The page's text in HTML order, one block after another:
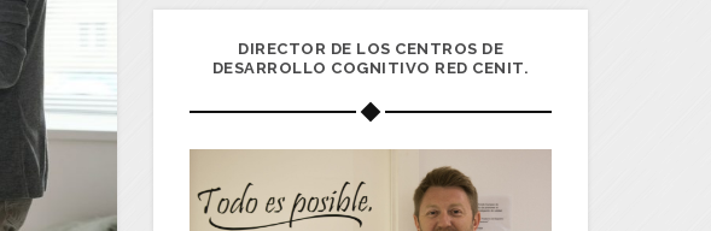
DIRECTOR DE LOS CENTROS DE
DESARROLLO COGNITIVO RED CENIT.